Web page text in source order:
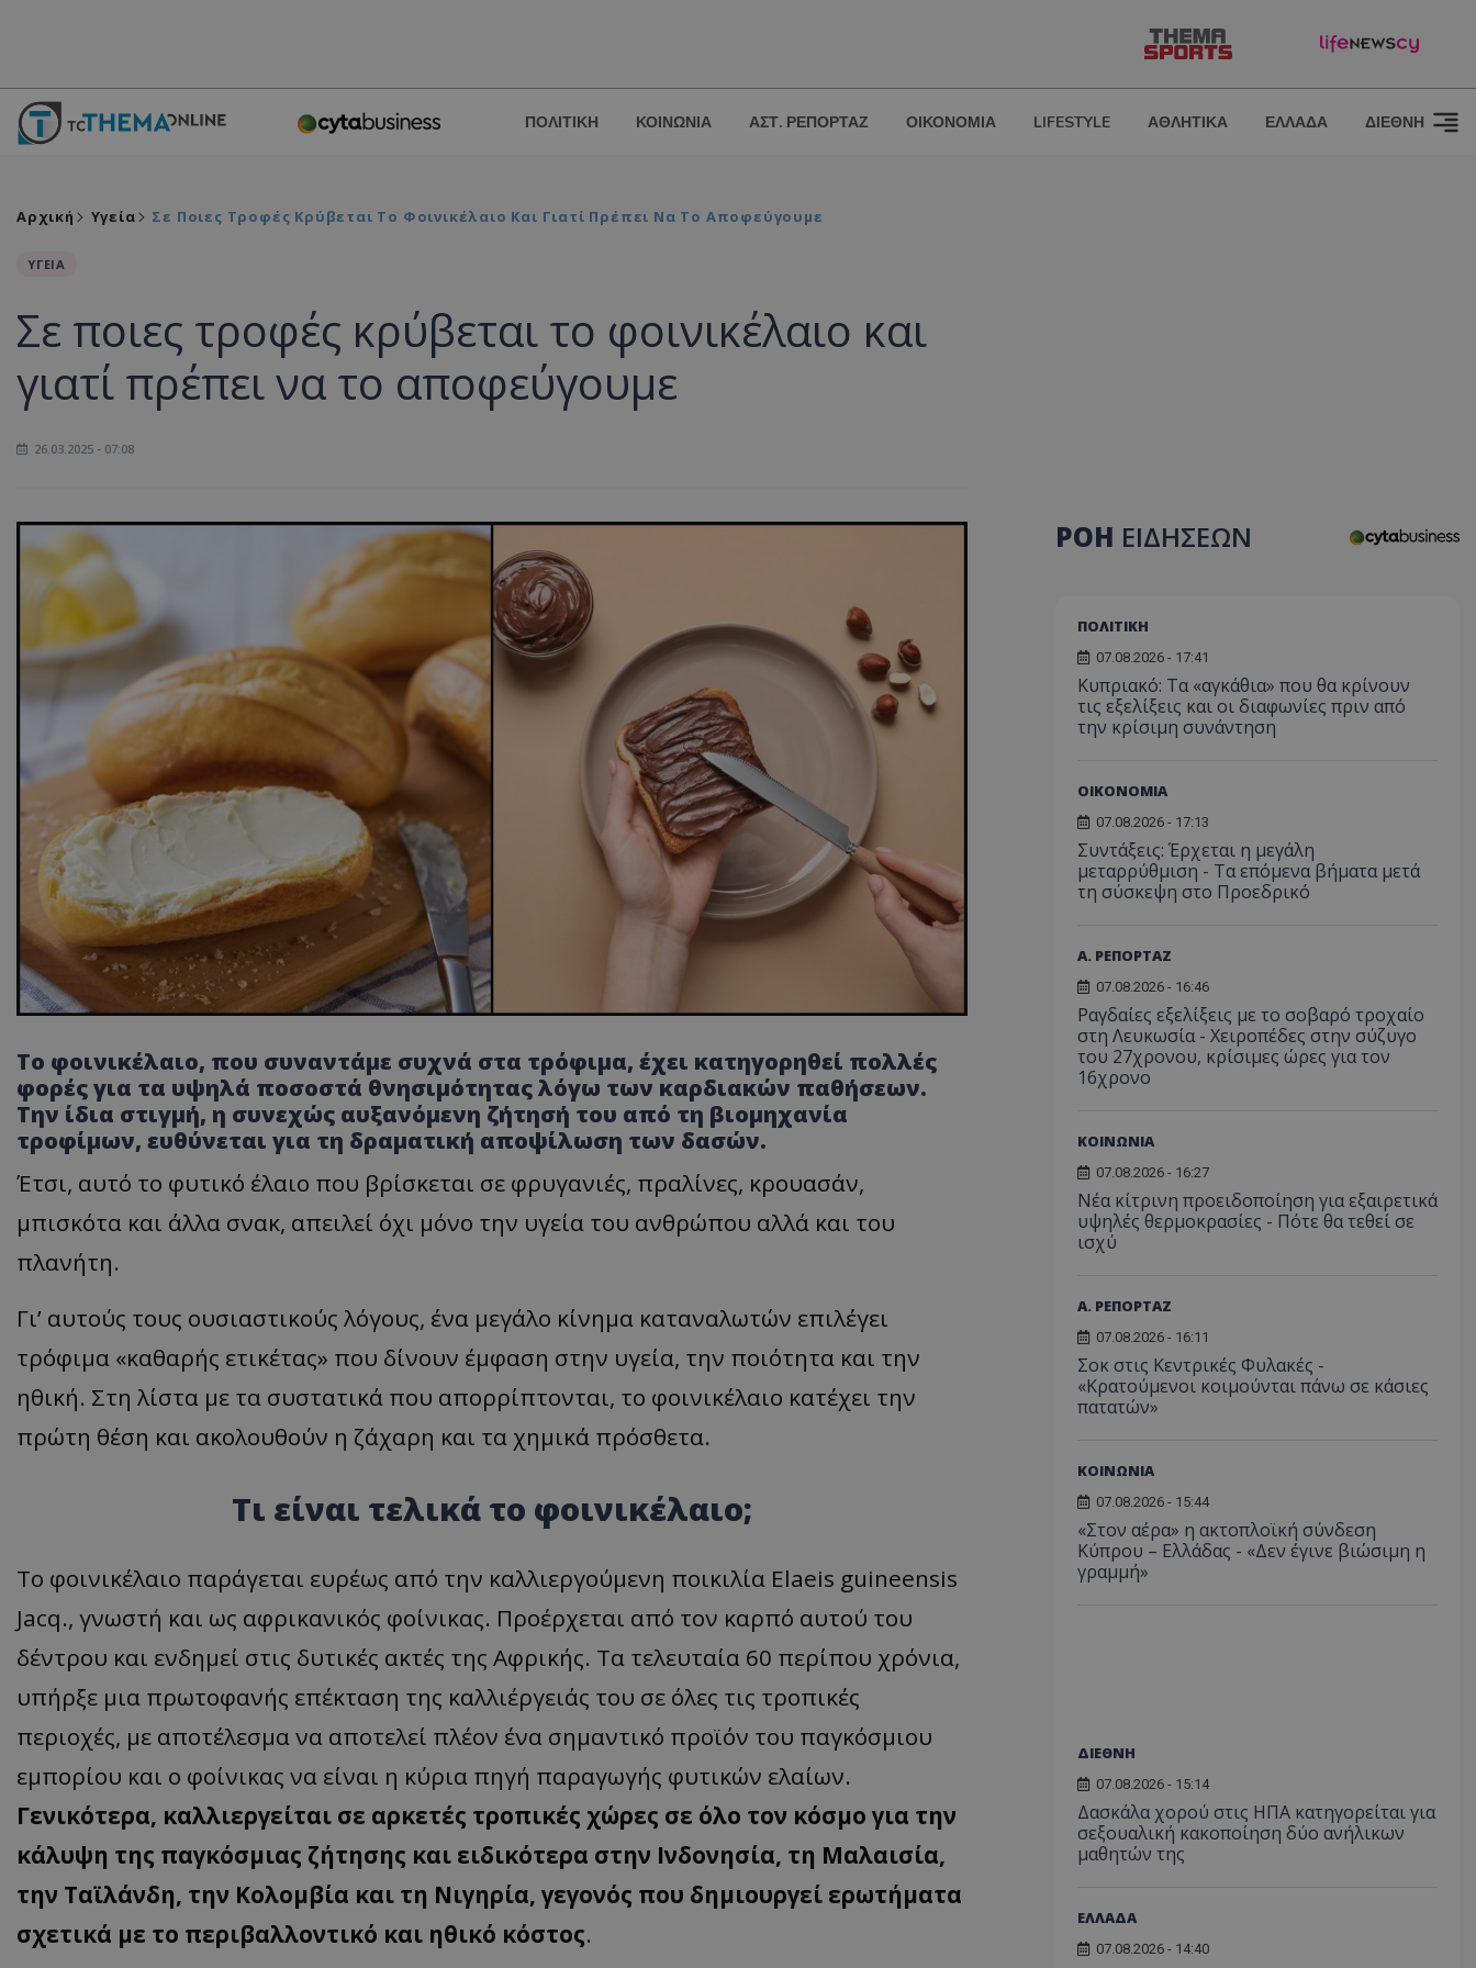
ΠΟΛΙΤΙΚΗ ΚΟΙΝΩΝΙΑ ΑΣΤ. ΡΕΠΟΡΤΑΖ ΟΙΚΟΝΟΜΙΑ LIFESTYLE ΑΘΛΗΤΙΚΑ ΕΛΛΑΔΑ ΔΙΕΘΝΗ
Αρχική Υγεία Σε Ποιες Τροφές Κρύβεται Το Φοινικέλαιο Και Γιατί Πρέπει Να Το Αποφεύγουμε
ΥΓΕΙΑ
Σε ποιες τροφές κρύβεται το φοινικέλαιο και
γιατί πρέπει να το αποφεύγουμε
26.03.2025 - 07:08
Το φοινικέλαιο, που συναντάμε συχνά στα τρόφιμα, έχει κατηγορηθεί πολλές
φορές για τα υψηλά ποσοστά θνησιμότητας λόγω των καρδιακών παθήσεων.
Την ίδια στιγμή, η συνεχώς αυξανόμενη ζήτησή του από τη βιομηχανία
τροφίμων, ευθύνεται για τη δραματική αποψίλωση των δασών.
Έτσι, αυτό το φυτικό έλαιο που βρίσκεται σε φρυγανιές, πραλίνες, κρουασάν,
μπισκότα και άλλα σνακ, απειλεί όχι μόνο την υγεία του ανθρώπου αλλά και του
πλανήτη.
Γι’ αυτούς τους ουσιαστικούς λόγους, ένα μεγάλο κίνημα καταναλωτών επιλέγει
τρόφιμα «καθαρής ετικέτας» που δίνουν έμφαση στην υγεία, την ποιότητα και την
ηθική. Στη λίστα με τα συστατικά που απορρίπτονται, το φοινικέλαιο κατέχει την
πρώτη θέση και ακολουθούν η ζάχαρη και τα χημικά πρόσθετα.
Τι είναι τελικά το φοινικέλαιο;
Το φοινικέλαιο παράγεται ευρέως από την καλλιεργούμενη ποικιλία Elaeis guineensis
Jacq., γνωστή και ως αφρικανικός φοίνικας. Προέρχεται από τον καρπό αυτού του
δέντρου και ενδημεί στις δυτικές ακτές της Αφρικής. Τα τελευταία 60 περίπου χρόνια,
υπήρξε μια πρωτοφανής επέκταση της καλλιέργειάς του σε όλες τις τροπικές
περιοχές, με αποτέλεσμα να αποτελεί πλέον ένα σημαντικό προϊόν του παγκόσμιου
εμπορίου και ο φοίνικας να είναι η κύρια πηγή παραγωγής φυτικών ελαίων.
Γενικότερα, καλλιεργείται σε αρκετές τροπικές χώρες σε όλο τον κόσμο για την
κάλυψη της παγκόσμιας ζήτησης και ειδικότερα στην Ινδονησία, τη Μαλαισία,
την Ταϊλάνδη, την Κολομβία και τη Νιγηρία, γεγονός που δημιουργεί ερωτήματα
σχετικά με το περιβαλλοντικό και ηθικό κόστος.
ΡΟΗ ΕΙΔΗΣΕΩΝ
ΠΟΛΙΤΙΚΗ
07.08.2026 - 17:41
Κυπριακό: Τα «αγκάθια» που θα κρίνουν
τις εξελίξεις και οι διαφωνίες πριν από
την κρίσιμη συνάντηση
ΟΙΚΟΝΟΜΙΑ
07.08.2026 - 17:13
Συντάξεις: Έρχεται η μεγάλη
μεταρρύθμιση - Τα επόμενα βήματα μετά
τη σύσκεψη στο Προεδρικό
Α. ΡΕΠΟΡΤΑΖ
07.08.2026 - 16:46
Ραγδαίες εξελίξεις με το σοβαρό τροχαίο
στη Λευκωσία - Χειροπέδες στην σύζυγο
του 27χρονου, κρίσιμες ώρες για τον
16χρονο
ΚΟΙΝΩΝΙΑ
07.08.2026 - 16:27
Νέα κίτρινη προειδοποίηση για εξαιρετικά
υψηλές θερμοκρασίες - Πότε θα τεθεί σε
ισχύ
Α. ΡΕΠΟΡΤΑΖ
07.08.2026 - 16:11
Σοκ στις Κεντρικές Φυλακές -
«Κρατούμενοι κοιμούνται πάνω σε κάσιες
πατατών»
ΚΟΙΝΩΝΙΑ
07.08.2026 - 15:44
«Στον αέρα» η ακτοπλοϊκή σύνδεση
Κύπρου – Ελλάδας - «Δεν έγινε βιώσιμη η
γραμμή»
ΔΙΕΘΝΗ
07.08.2026 - 15:14
Δασκάλα χορού στις ΗΠΑ κατηγορείται για
σεξουαλική κακοποίηση δύο ανήλικων
μαθητών της
ΕΛΛΑΔΑ
07.08.2026 - 14:40